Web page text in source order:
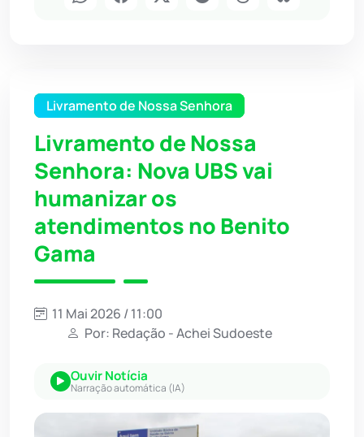
Livramento de Nossa Senhora
Livramento de Nossa
Senhora: Nova UBS vai
humanizar os
atendimentos no Benito
Gama
11 Mai 2026 / 11:00
Por: Redação - Achei Sudoeste
Ouvir Notícia
Narração automática (IA)